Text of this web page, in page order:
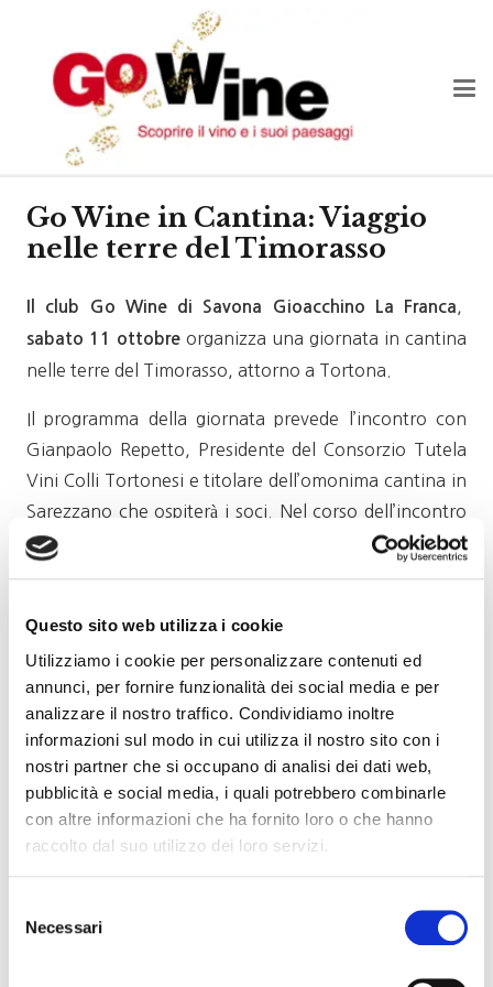
Questo sito web utilizza i cookie
Utilizziamo i cookie per personalizzare contenuti ed
annunci, per fornire funzionalità dei social media e per
analizzare il nostro traffico. Condividiamo inoltre
informazioni sul modo in cui utilizza il nostro sito con i
nostri partner che si occupano di analisi dei dati web,
pubblicità e social media, i quali potrebbero combinarle
con altre informazioni che ha fornito loro o che hanno
raccolto dal suo utilizzo dei loro servizi.
delNecessari
Go Wine in Cantina: Viaggio
nelle terre del Timorasso
Il club Go Wine di Savona Gioacchino La Franca
sabato 11 ottobre organizza una giornata in cantina
nelle terre del Timorasso, attorno a Tortona.
Il programma della giornata prevede l’incontro con
Gianpaolo Repetto, Presidente del Consorzio Tutela
Vini Colli Tortonesi e titolare dell’omonima cantina in
Sarezzano che ospiterà i soci. Nel corso dell’incontro
vi sarà la presentazione del Consorzio e la visita della
Ci sposteremo per il pranzo presso l’Osteria la Rava e
la Fava che si trova sempre a Sarezzano, a pochi
minuti dalla cantina Vigneti Repetto. Nel pomeriggio
il programma proseguirà con altri appuntamenti fra
vino e cultura. Dopo la visita è previsto il rientro a
Savona.
Questo è il programma generale della giornata che vi
mandiamo perché possiate segnarvi l’appuntamento
numerosi.